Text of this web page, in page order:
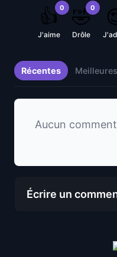
0
👍
J'aime
0
🤣
Drôle
Récentes
Aucun
Écrire un